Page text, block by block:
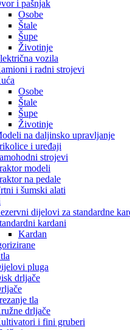
i pašnjak
Osobe
Štale
Šupe
Životinje
vozila
i radni strojevi
Osobe
Štale
Šupe
Životinje
na daljinsko upravljanje
i uređaji
strojevi
modeli
na pedale
i šumski alati
dijelovi za standardne
kardani
Kardan
pluga
drljače
tla
drljače
i fini gruberi